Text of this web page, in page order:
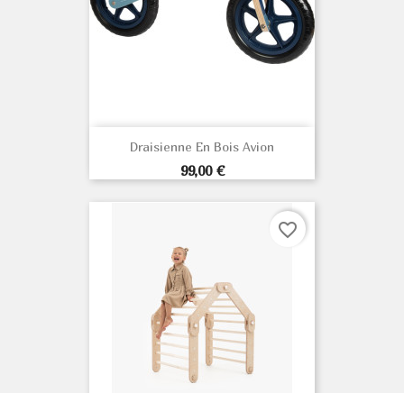
Draisienne En Bois Avion
Prix
99,00 €
favorite_border